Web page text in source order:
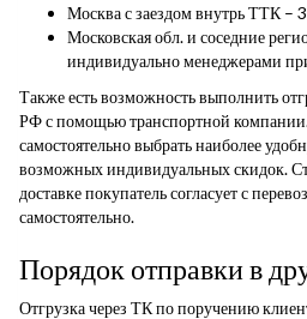
Москва с заездом внутрь ТТК –
Московская обл. и соседние
индивидуально менеджерами
Также есть возможность выполнить
РФ с помощью транспортной
самостоятельно выбрать наиболее
возможных индивидуальных скидок.
доставке покупатель согласует с
самостоятельно.
Порядок отправки в
Отгрузка через ТК по поручению